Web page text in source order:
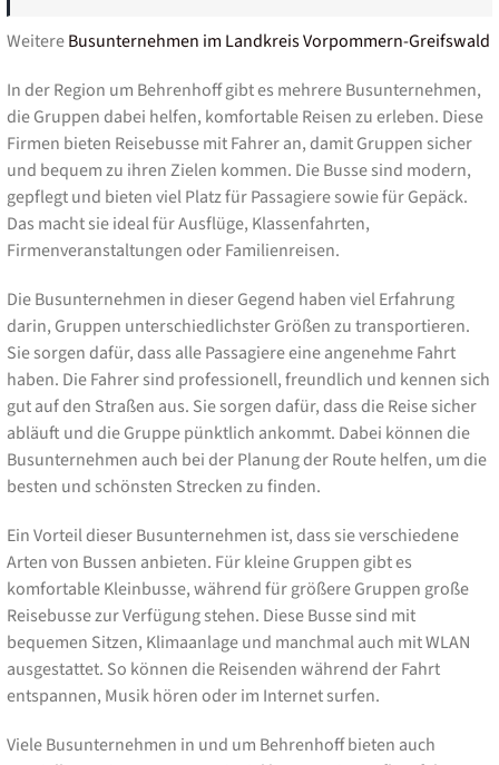
WeitereBusunternehmen im Landkreis Vorpommern-Greifswald
In der Region um Behrenhoff gibt es mehrere Busunternehmen,
die Gruppen dabei helfen, komfortable Reisen zu erleben. Diese
Firmen bieten Reisebusse mit Fahrer an, damit Gruppen sicher
und bequem zu ihren Zielen kommen. Die Busse sind modern,
gepflegt und bieten viel Platz für Passagiere sowie für Gepäck.
Das macht sie ideal für Ausflüge, Klassenfahrten,
Firmenveranstaltungen oder Familienreisen.
Die Busunternehmen in dieser Gegend haben viel Erfahrung
darin, Gruppen unterschiedlichster Größen zu transportieren.
Sie sorgen dafür, dass alle Passagiere eine angenehme Fahrt
haben. Die Fahrer sind professionell, freundlich und kennen sich
gut auf den Straßen aus. Sie sorgen dafür, dass die Reise sicher
abläuft und die Gruppe pünktlich ankommt. Dabei können die
Busunternehmen auch bei der Planung der Route helfen, um die
besten und schönsten Strecken zu finden.
Ein Vorteil dieser Busunternehmen ist, dass sie verschiedene
Arten von Bussen anbieten. Für kleine Gruppen gibt es
komfortable Kleinbusse, während für größere Gruppen große
Reisebusse zur Verfügung stehen. Diese Busse sind mit
bequemen Sitzen, Klimaanlage und manchmal auch mit WLAN
ausgestattet. So können die Reisenden während der Fahrt
entspannen, Musik hören oder im Internet surfen.
Viele Busunternehmen in und um Behrenhoff bieten auch